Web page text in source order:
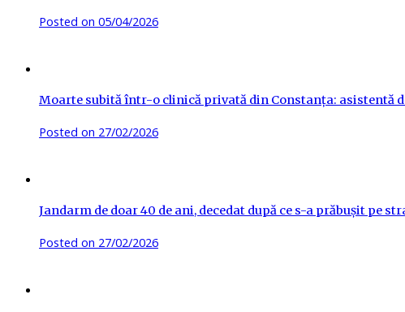
Posted on 05/04/2026
Moarte subită într-o clinică privată din Constanța: asistentă
Posted on 27/02/2026
Jandarm de doar 40 de ani, decedat după ce s-a prăbușit pe
Posted on 27/02/2026